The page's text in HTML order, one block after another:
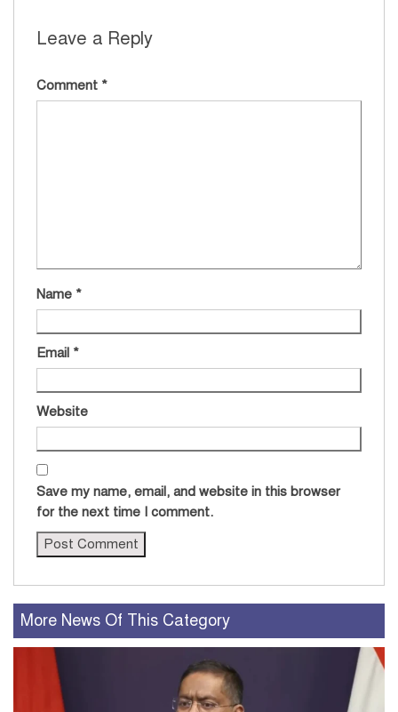
Leave a Reply
Comment *
Name *
Email *
Website
Save my name, email, and website in this browser
for the next time I comment.
More News Of This Category